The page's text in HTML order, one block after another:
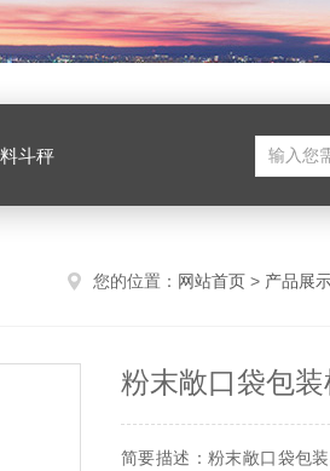
斗秤
您的位置： 网站首页 > 产品展
粉末敞口袋包装
简要描述：粉末敞口袋包